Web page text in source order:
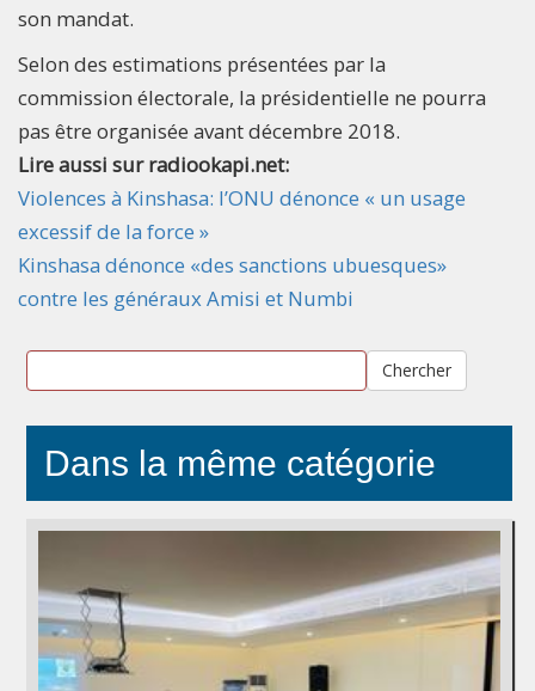
son mandat.
Selon des estimations présentées par la
commission électorale, la présidentielle ne pourra
pas être organisée avant décembre 2018.
Lire aussi sur radiookapi.net:
Violences à Kinshasa: l’ONU dénonce « un usage
excessif de la force »
Kinshasa dénonce «des sanctions ubuesques»
contre les généraux Amisi et Numbi
Chercher
Dans la même catégorie